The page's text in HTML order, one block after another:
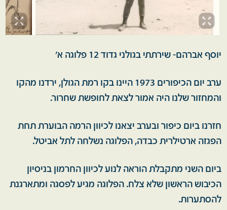
יוסף אברהם- שירתתי בגולני גדוד 12 פלוגה א'
ערב יום הכיפורים 1973 היינו בקו רמת הגולן, ירדנו מהקו
והמחזור שלנו היה אמור לצאת לחופשת שחרור.
חזרנו ביום כיפור ובערב יצאנו לכיוון הרמה הבוערת תחת
הפגזה ארטילרית כבדה, הפלוגה נשלחה לתל אביטל.
ביום השני מתקבלת הוראה לנוע לכיוון החרמון בניסיון
הכיבוש הראשון שלא צלח. הפלוגה מגיע לפסגה ומתארגנת
להסתערות.